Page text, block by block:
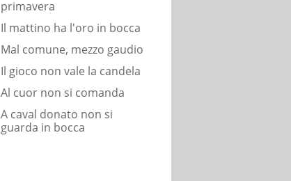
primavera
Il mattino ha l'oro in bocca
Mal comune, mezzo gaudio
Il gioco non vale la candela
Al cuor non si comanda
A caval donato non si
guarda in bocca